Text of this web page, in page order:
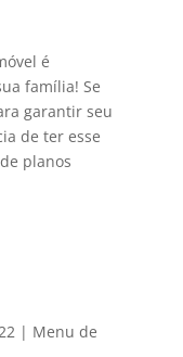
é
família! Se
garantir seu
de ter esse
planos
| Menu de